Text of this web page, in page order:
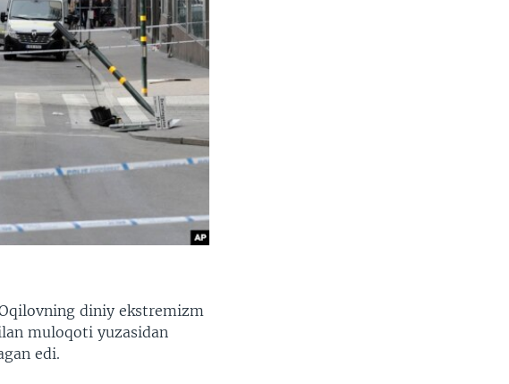
diniy ekstremizm
muloqoti yuzasidan
edi.